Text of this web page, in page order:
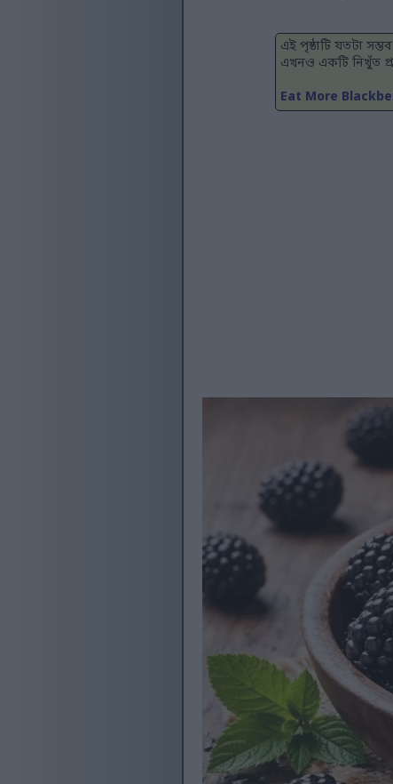
এই পৃষ্ঠাটি যতটা
এখনও একটি নিখুঁত
Eat More